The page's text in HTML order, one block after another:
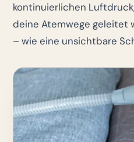
kontinuierlichen
deine Atemwege geleitet
– wie eine unsichtbare